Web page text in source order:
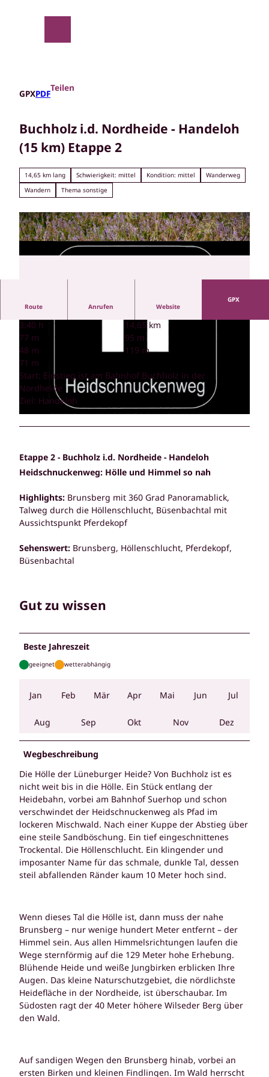
GPXPDF
Teilen
Buchholz i.d. Nordheide - Handeloh
(15 km) Etappe 2
14,65 km lang Schwierigkeit: mittel Kondition: mittel
Wanderweg
Wandern
Thema sonstige
© Bispingen Touristik |CC-BY-SA
Route Anrufen Website
GPX
3:40 h
14,65 km
77 m
95 m
48 m
119 m
71 m
Start: Einstieg ist am Bahnhof Buchholz in der
Nordheide
Ziel: Handeloh
Etappe 2 - Buchholz i.d. Nordheide - Handeloh
Heidschnuckenweg: Hölle und Himmel so nah
Highlights: Brunsberg mit 360 Grad Panoramablick,
Talweg durch die Höllenschlucht, Büsenbachtal mit
Aussichtspunkt Pferdekopf
Sehenswert: Brunsberg, Höllenschlucht, Pferdekopf,
Büsenbachtal
Gut zu wissen
Beste Jahreszeit
geeignet wetterabhängig
Jan Feb Mär Apr Mai Jun Jul
Aug Sep Okt Nov Dez
Wegbeschreibung
Die Hölle der Lüneburger Heide? Von Buchholz ist es
nicht weit bis in die Hölle. Ein Stück entlang der
Heidebahn, vorbei am Bahnhof Suerhop und schon
verschwindet der Heidschnuckenweg als Pfad im
lockeren Mischwald. Nach einer Kuppe der Abstieg über
eine steile Sandböschung. Ein tief eingeschnittenes
Trockental. Die Höllenschlucht. Ein klingender und
imposanter Name für das schmale, dunkle Tal, dessen
steil abfallenden Ränder kaum 10 Meter hoch sind.
Wenn dieses Tal die Hölle ist, dann muss der nahe
Brunsberg – nur wenige hundert Meter entfernt – der
Himmel sein. Aus allen Himmelsrichtungen laufen die
Wege sternförmig auf die 129 Meter hohe Erhebung.
Blühende Heide und weiße Jungbirken erblicken Ihre
Augen. Das kleine Naturschutzgebiet, die nördlichste
Heidefläche in der Nordheide, ist überschaubar. Im
Südosten ragt der 40 Meter höhere Wilseder Berg über
den Wald.
Auf sandigen Wegen den Brunsberg hinab, vorbei an
ersten Birken und kleinen Findlingen. Im Wald herrscht